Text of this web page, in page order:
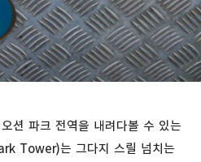
션 파크 전역을 내려다볼 수 있는
Tower)는 그다지 스릴 넘치는